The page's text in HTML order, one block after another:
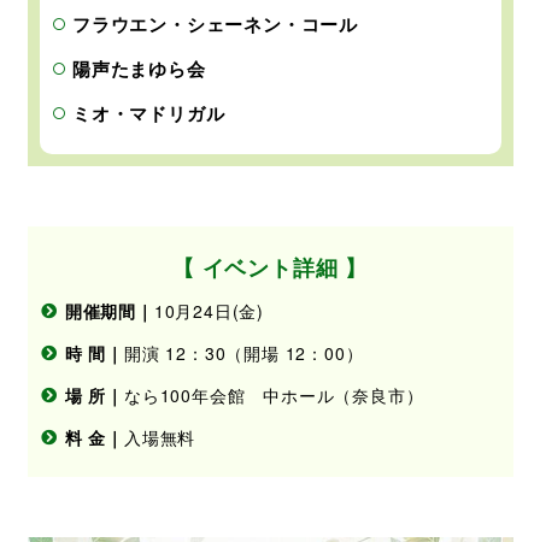
フラウエン・シェーネン・コール
陽声たまゆら会
ミオ・マドリガル
【 イベント詳細 】
開催期間｜ 10月24日(金)
時 間｜ 開演 12：30（開場 12：00）
場 所｜ なら100年会館 中ホール（奈良市）
料 金｜ 入場無料